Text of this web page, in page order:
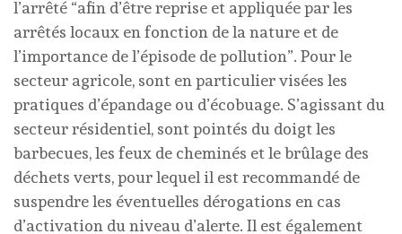
l’arrêté “afin d’être reprise et appliquée par les
arrêtés locaux en fonction de la nature et de
l’importance de l’épisode de pollution”. Pour le
secteur agricole, sont en particulier visées les
pratiques d’épandage ou d’écobuage. S’agissant du
secteur résidentiel, sont pointés du doigt les
barbecues, les feux de cheminés et le brûlage des
déchets verts, pour lequel il est recommandé de
suspendre les éventuelles dérogations en cas
d’activation du niveau d’alerte. Il est également